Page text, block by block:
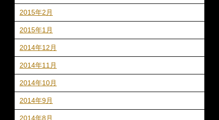
2015年2月
2015年1月
2014年12月
2014年11月
2014年10月
2014年9月
2014年8月